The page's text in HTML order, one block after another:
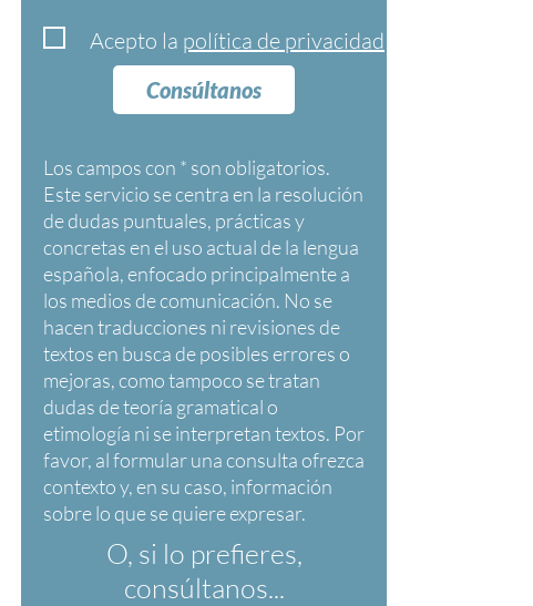
Acepto la política de privacidad
Consúltanos
Los campos con * son obligatorios
O, si lo prefieres,
consúltanos...